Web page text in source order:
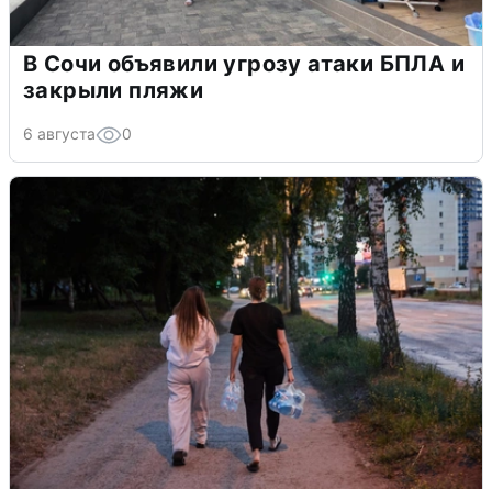
В Сочи объявили угрозу атаки БПЛА и
закрыли пляжи
6 августа 0